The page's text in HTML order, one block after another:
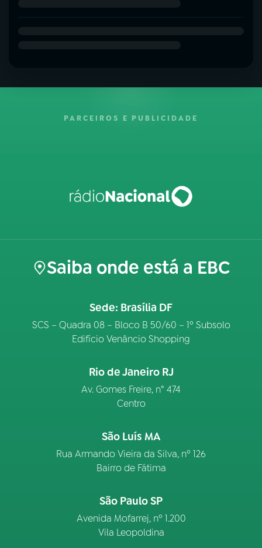
PARCEIROS E PUBLICIDADE
Saiba onde está a EBC
Sede: Brasília DF
SCS – Quadra 08 – Bloco B 50/60 – 1º Subsolo
Edifício Venâncio Shopping
Rio de Janeiro RJ
Av. Gomes Freire, n° 474
Centro
São Luís MA
Rua Armando Vieira da Silva, nº 126
Bairro de Fátima
São Paulo SP
Avenida Mofarrej, nº 1.200
Vila Leopoldina